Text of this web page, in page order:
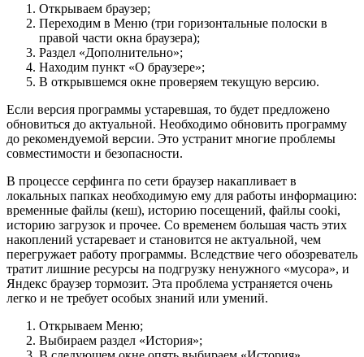
Открываем браузер;
Переходим в Меню (три горизонтальные полоски в
правой части окна браузера);
Раздел «Дополнительно»;
Находим пункт «О браузере»;
В открывшемся окне проверяем текущую версию.
Если версия программы устаревшая, то будет предложено
обновиться до актуальной. Необходимо обновить программу
до рекомендуемой версии. Это устранит многие проблемы
совместимости и безопасности.
В процессе серфинга по сети браузер накапливает в
локальных папках необходимую ему для работы информацию:
временные файлы (кеш), историю посещений, файлы cooki,
историю загрузок и прочее. Со временем большая часть этих
накоплений устаревает и становится не актуальной, чем
перегружает работу программы. Вследствие чего обозреватель
тратит лишние ресурсы на подгрузку ненужного «мусора», и
Яндекс браузер тормозит. Эта проблема устраняется очень
легко и не требует особых знаний или умений.
Открываем Меню;
Выбираем раздел «История»;